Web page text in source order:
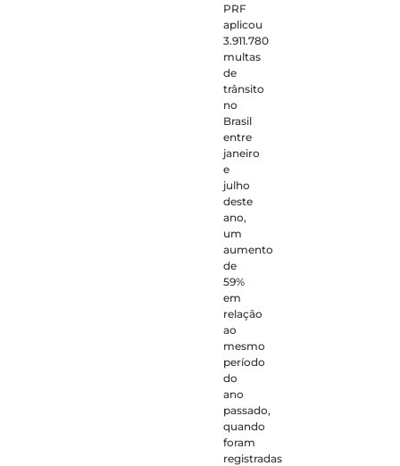
PRF
aplicou
3.911.780
multas
de
trânsito
no
Brasil
entre
janeiro
e
julho
deste
ano,
um
aumento
de
59%
em
relação
ao
mesmo
período
do
ano
passado,
quando
foram
registradas